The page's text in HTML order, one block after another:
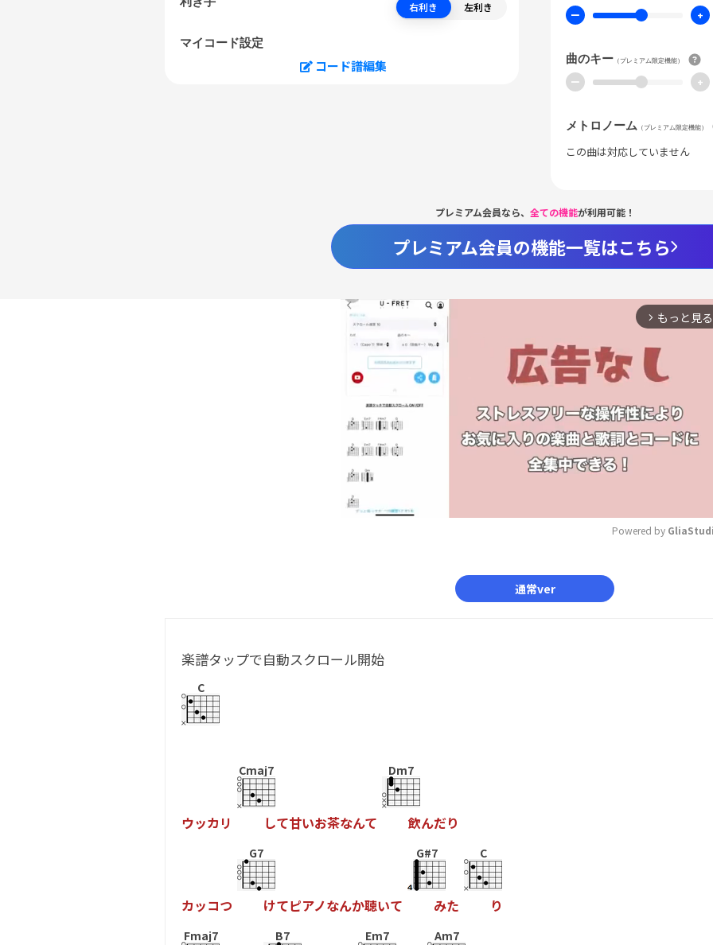
右利き 左利き
マイコード設定
コード譜編集
ー +
曲のキー （プレミアム限定機能）
ー +
メトロノーム （プレミアム限定機能）
この曲は対応していません
プレミアム会員なら、 全ての機能が利用可能！
プレミアム会員の機能一覧はこちら
arrow_forward_ios もっと見る
Powered by
通常ver
楽譜タップで自動スクロール開始
C
ウッカ リ
Cmaj7
して甘いお茶なんて
Dm7
飲んだり
カッコつ
G7
けてピアノなんか聴いて
G#7
みた
C
り
Fmaj7 B7 Em7 Am7